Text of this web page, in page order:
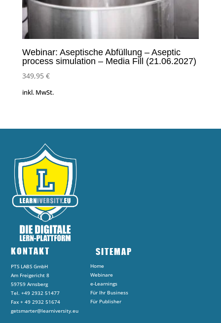
Webinar: Aseptische Abfüllung – Aseptic
process simulation – Media Fill (21.06.2027)
349,95 €
inkl. MwSt.
KONTAKT
PTS LABS GmbH
Am Freigericht 8
59759 Arnsberg
Tel. +49 2932 51477
Fax + 49 2932 51674
getsmarter@learniversity.eu
SITEMAP
Home
Webinare
e-Learnings
Für Ihr Business
Für Publisher